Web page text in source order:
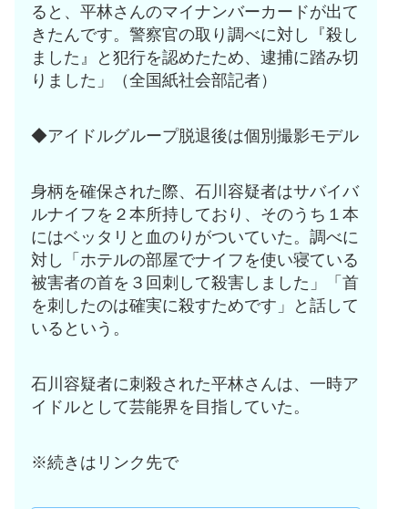
ると、平林さんのマイナンバーカードが出て
きたんです。警察官の取り調べに対し『殺し
ました』と犯行を認めたため、逮捕に踏み切
りました」（全国紙社会部記者）
◆アイドルグループ脱退後は個別撮影モデル
身柄を確保された際、石川容疑者はサバイバ
ルナイフを２本所持しており、そのうち１本
にはベッタリと血のりがついていた。調べに
対し「ホテルの部屋でナイフを使い寝ている
被害者の首を３回刺して殺害しました」「首
を刺したのは確実に殺すためです」と話して
いるという。
石川容疑者に刺殺された平林さんは、一時ア
イドルとして芸能界を目指していた。
※続きはリンク先で